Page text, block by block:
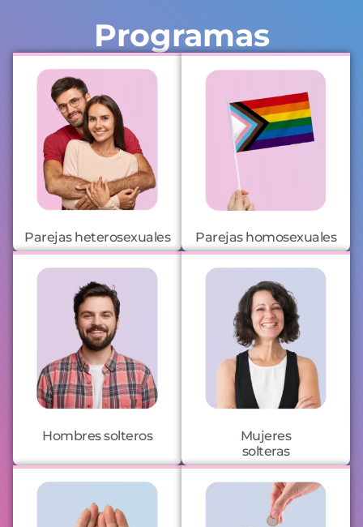
Programas
Parejas heterosexuales Parejas homosexuales
Hombres solteros
Mujeres
solteras